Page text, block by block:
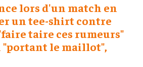
lors d'un match en
un tee-shirt contre
taire ces rumeurs"
"portant le maillot",